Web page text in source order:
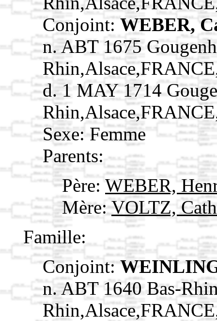
Conjoint: WEBER,
n. ABT 1675
d. 1 MAY 1714
Sexe: Femme
Parents:
Père: WEBER,
Mère:VOLTZ,
Famille:
Conjoint:
n. ABT 1640 Bas-